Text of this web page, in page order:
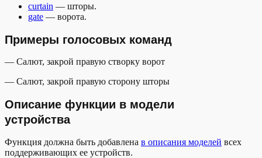
curtain — шторы.
gate — ворота.
Примеры голосовых команд
— Салют, закрой правую створку ворот
— Салют, закрой правую сторону шторы
Описание функции в модели
устройства
Функция должна быть добавлена в описания моделей всех
поддерживающих ее устройств.